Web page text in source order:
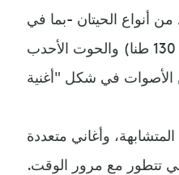
من أنواع الحيتان -بما في
ذلك الحوت الأزرق (أكبر الثدييات إذ يصل طوله إلى 27 مترا ووزنه 130 طنا) والحوت الأحدب
وأغاني متعددة
تتطور مع مرور الوقت.